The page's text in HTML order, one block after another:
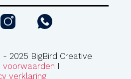
2025 BigBird Creative
voorwaarden I
verklaring